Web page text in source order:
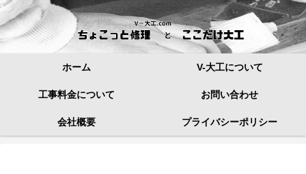
ホーム V-大工について
工事料金について お問い合わせ
会社概要 プライバシーポリシー